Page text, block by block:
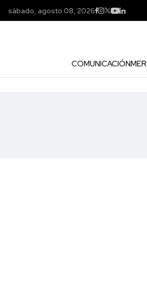
sábado, agosto 08, 2026
COMUNICACIÓN